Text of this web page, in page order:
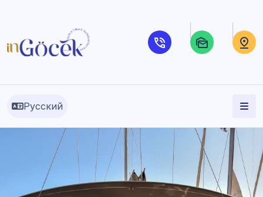
Русский